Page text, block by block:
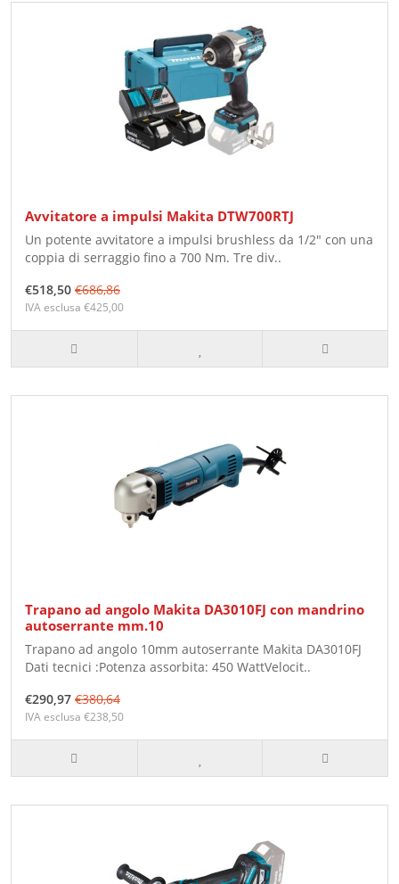
Avvitatore a impulsi Makita DTW700RTJ
Un potente avvitatore a impulsi brushless da 1/2" con una
coppia di serraggio fino a 700 Nm. Tre div..
€518,50 €686,86
IVA esclusa €425,00
Trapano ad angolo Makita DA3010FJ con mandrino
autoserrante mm.10
Trapano ad angolo 10mm autoserrante Makita DA3010FJ
Dati tecnici :Potenza assorbita: 450 WattVelocit..
€290,97 €380,64
IVA esclusa €238,50